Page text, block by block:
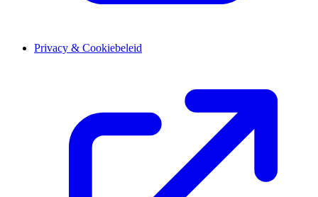
Privacy & Cookiebeleid